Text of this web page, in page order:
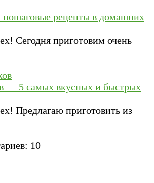
пошаговые рецепты в домашних
Сегодня приготовим очень
— 5 самых вкусных и быстрых
Предлагаю приготовить из
10